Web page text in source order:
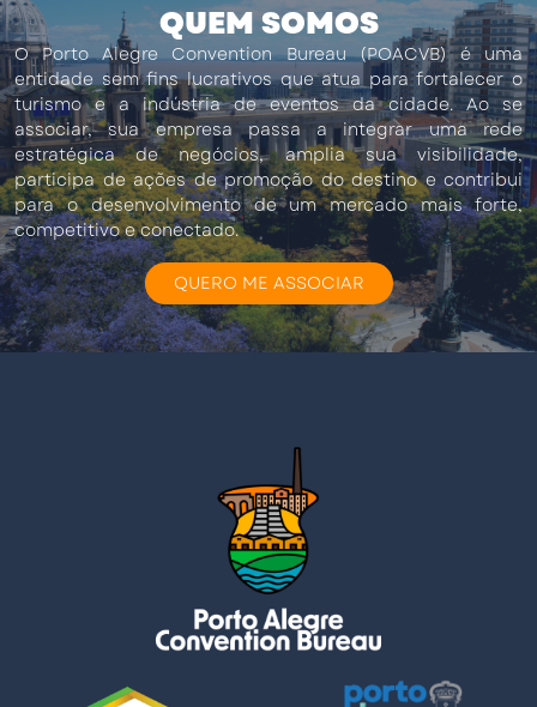
QUEM SOMOS
O Porto Alegre Convention Bureau (POACVB) é uma
entidade sem fins lucrativos que atua para fortalecer o
turismo e a indústria de eventos da cidade. Ao se
associar, sua empresa passa a integrar uma rede
estratégica de negócios, amplia sua visibilidade,
participa de ações de promoção do destino e contribui
para o desenvolvimento de um mercado mais forte,
competitivo e conectado.
QUERO ME ASSOCIAR